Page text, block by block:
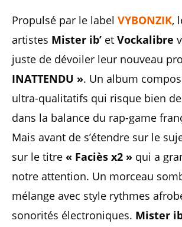
Propulsé par le label VYBONZIK,
artistes Mister ib’ et Vockalibre
juste de dévoiler leur nouveau
INATTENDU ». Un album
ultra-qualitatifs qui risque bien
dans la balance du rap-game
Mais avant de s’étendre sur le
sur le titre « Faciès x2 » qui a
notre attention. Un morceau
mélange avec style rythmes
sonorités électroniques. Mister